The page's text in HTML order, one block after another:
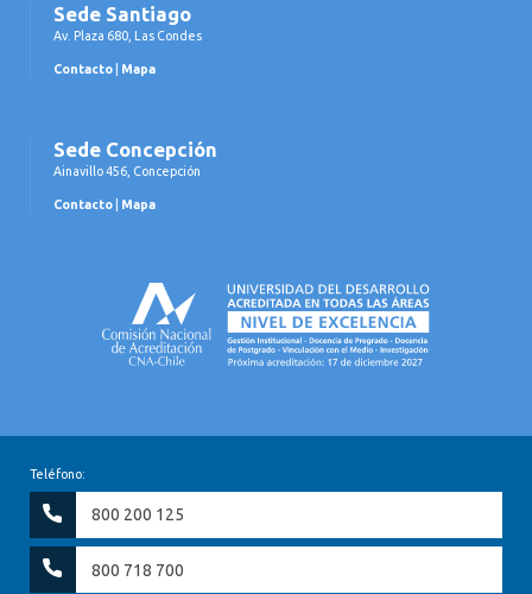
Sede Santiago
Av. Plaza 680, Las Condes
Contacto Mapa
Sede Concepción
Ainavillo 456, Concepción
Contacto Mapa
Teléfono:
800 200 125
800 718 700